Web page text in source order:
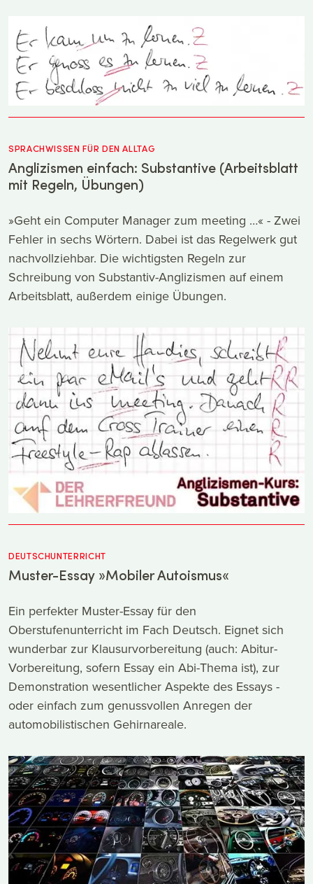
SPRACHWISSEN FÜR DEN ALLTAG
Anglizismen einfach: Substantive (Arbeitsblatt
mit Regeln, Übungen)
»Geht ein Computer Manager zum meeting …« - Zwei
Fehler in sechs Wörtern. Dabei ist das Regelwerk gut
nachvollziehbar. Die wichtigsten Regeln zur
Schreibung von Substantiv-Anglizismen auf einem
Arbeitsblatt, außerdem einige Übungen.
DEUTSCHUNTERRICHT
Muster-Essay »Mobiler Autoismus«
Ein perfekter Muster-Essay für den
Oberstufenunterricht im Fach Deutsch. Eignet sich
wunderbar zur Klausurvorbereitung (auch: Abitur-
Vorbereitung, sofern Essay ein Abi-Thema ist), zur
Demonstration wesentlicher Aspekte des Essays -
oder einfach zum genussvollen Anregen der
automobilistischen Gehirnareale.